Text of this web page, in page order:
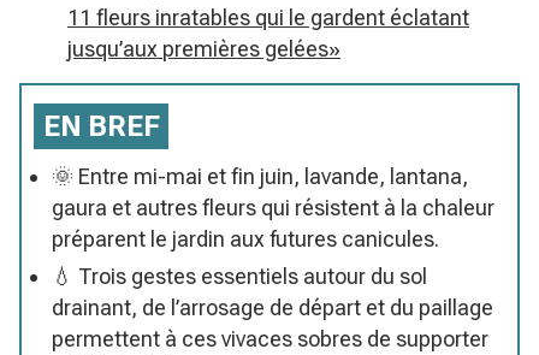
11 fleurs inratables qui le gardent éclatant
jusqu’aux premières gelées»
EN BREF
🌞 Entre mi-mai et fin juin, lavande, lantana,
gaura et autres fleurs qui résistent à la chaleur
préparent le jardin aux futures canicules.
💧 Trois gestes essentiels autour du sol
drainant, de l’arrosage de départ et du paillage
permettent à ces vivaces sobres de supporter